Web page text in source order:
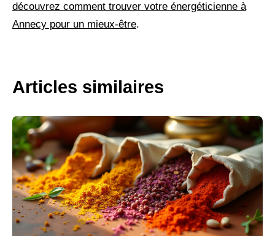
découvrez comment trouver votre énergéticienne à
Annecy pour un mieux-être.
Articles similaires